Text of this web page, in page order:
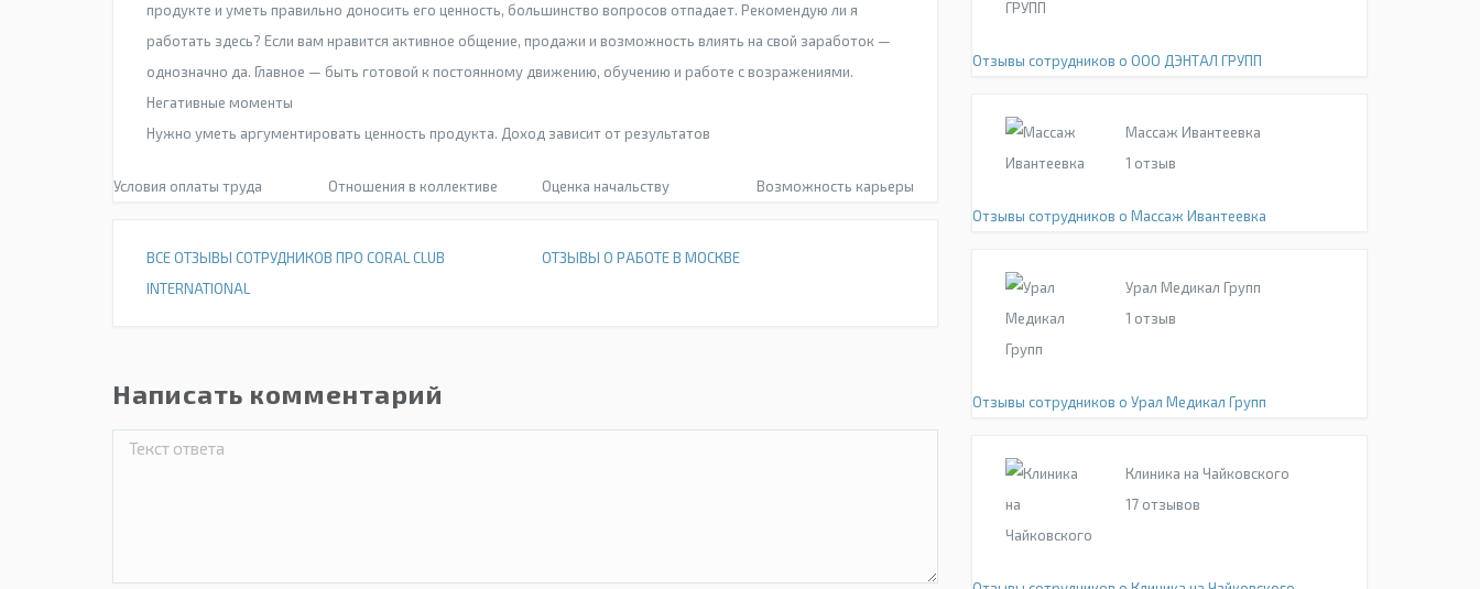
продукте и уметь правильно доносить его ценность, большинство вопросов отпадает. Рекомендую ли я
работать здесь? Если вам нравится активное общение, продажи и возможность влиять на свой заработок —
однозначно да. Главное — быть готовой к постоянному движению, обучению и работе с возражениями.
Негативные моменты
Нужно уметь аргументировать ценность продукта. Доход зависит от результатов
Условия оплаты труда Отношения в коллективе Оценка начальству Возможность карьеры
ВСЕ ОТЗЫВЫ СОТРУДНИКОВ ПРО CORAL CLUB
INTERNATIONAL
ОТЗЫВЫ О РАБОТЕ В МОСКВЕ
Написать комментарий
Отзывы сотрудников о ООО ДЭНТАЛ ГРУПП
Массаж Ивантеевка
1 отзыв
Отзывы сотрудников о Массаж Ивантеевка
Урал Медикал Групп
1 отзыв
Отзывы сотрудников о Урал Медикал Групп
Клиника на Чайковского
17 отзывов